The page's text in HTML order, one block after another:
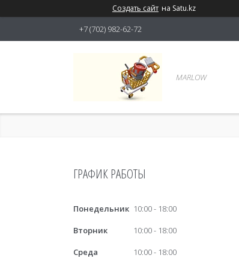
Создать сайт на Satu.kz
+7 (702) 982-62-72
MARLOW
ГРАФИК РАБОТЫ
Понедельник 10:00
18:00
Вторник
10:00
18:00
Среда
10:00
18:00